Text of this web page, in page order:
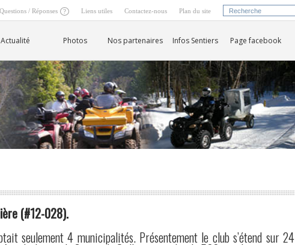
Questions / Réponses Liens utiles Contactez-nous Plan du site
Actualité Photos Nos partenaires Infos Sentiers Page facebook
(#12-028).
seulement 4 municipalités. Présentement le club s’étend sur 24